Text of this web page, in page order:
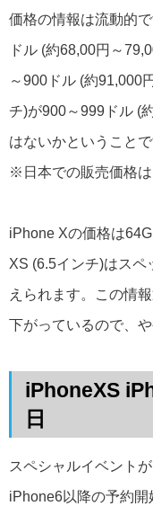
価格の情報は流動的
ドル (約68,00円～
～900ドル (約91,000
チ)が900～999ドル (
はないかということで
※日本での販売価格は
iPhone Xの価格は
XS (6.5インチ)はス
えられます。この情
下がっているので、
iPhoneXS
日
スペシャルイベント
iPhone6以降の予約開